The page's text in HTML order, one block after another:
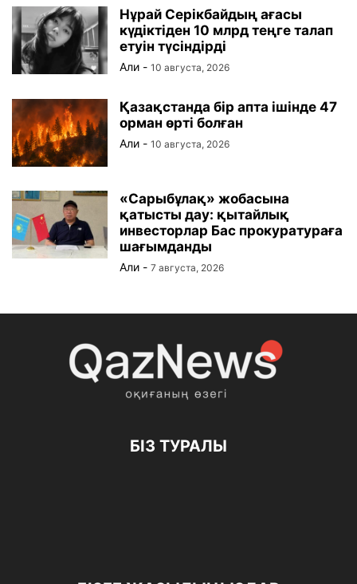
Нұрай Серікбайдың ағасы
күдіктіден 10 млрд теңге талап
етуін түсіндірді
Али - 10 августа, 2026
Қазақстанда бір апта ішінде 47
орман өрті болған
Али - 10 августа, 2026
«Сарыбұлақ» жобасына
қатысты дау: қытайлық
инвесторлар Бас прокуратураға
шағымданды
Али - 7 августа, 2026
БІЗ ТУРАЛЫ